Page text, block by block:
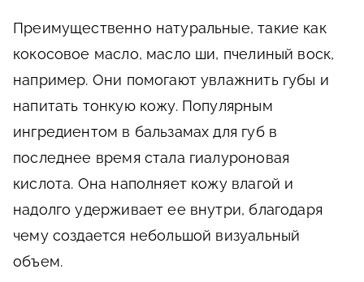
Преимущественно натуральные, такие как
кокосовое масло, масло ши, пчелиный воск,
например. Они помогают увлажнить губы и
напитать тонкую кожу. Популярным
ингредиентом в бальзамах для губ в
последнее время стала гиалуроновая
кислота. Она наполняет кожу влагой и
надолго удерживает ее внутри, благодаря
чему создается небольшой визуальный
объем.